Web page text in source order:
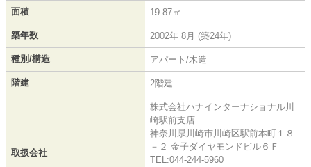
面積 19.87㎡
築年数 2002年 8月 (築24年)
種別/構造 アパート/木造
階建 2階建
取扱会社
株式会社ハナインターナショナル川
崎駅前支店
神奈川県川崎市川崎区駅前本町１８
－２ 金子ダイヤモンドビル６Ｆ
TEL:044-244-5960